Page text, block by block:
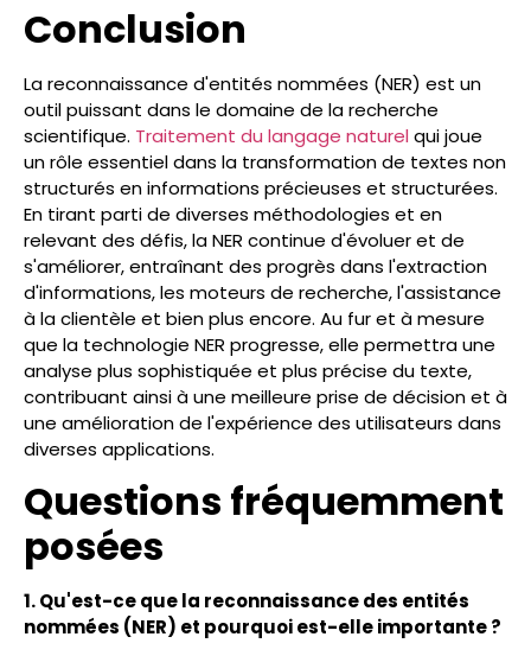
Conclusion
La reconnaissance d'entités nommées (NER) est un
outil puissant dans le domaine de la recherche
scientifique. Traitement du langage naturel qui joue
un rôle essentiel dans la transformation de textes non
structurés en informations précieuses et structurées.
En tirant parti de diverses méthodologies et en
relevant des défis, la NER continue d'évoluer et de
s'améliorer, entraînant des progrès dans l'extraction
d'informations, les moteurs de recherche, l'assistance
à la clientèle et bien plus encore. Au fur et à mesure
que la technologie NER progresse, elle permettra une
analyse plus sophistiquée et plus précise du texte,
contribuant ainsi à une meilleure prise de décision et à
une amélioration de l'expérience des utilisateurs dans
diverses applications.
Questions fréquemment
posées
1. Qu'est-ce que la reconnaissance des entités
nommées (NER) et pourquoi est-elle importante ?